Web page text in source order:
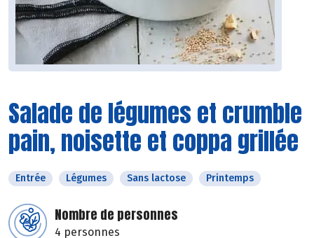
Salade de légumes et crumble
pain, noisette et coppa grillée
Entrée Légumes Sans lactose Printemps
Nombre de personnes
4 personnes